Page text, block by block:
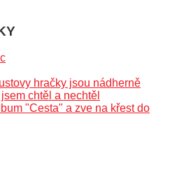
hračky jsou nádherně
chtěl a nechtěl
"Cesta" a zve na křest do